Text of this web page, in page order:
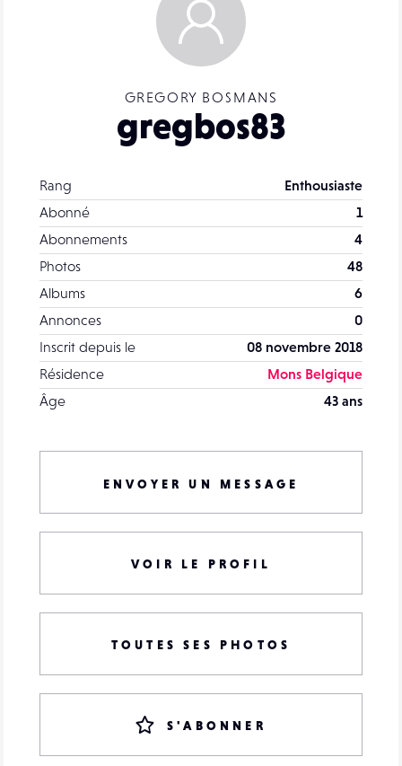
GREGORY BOSMANS
gregbos83
Rang
Enthousiaste
Abonné
1
Abonnements
4
Photos
48
Albums
6
Annonces
0
Inscrit depuis le
08 novembre 2018
Résidence
Mons Belgique
Âge
43 ans
ENVOYER UN MESSAGE
VOIR LE PROFIL
TOUTES SES PHOTOS
S'ABONNER